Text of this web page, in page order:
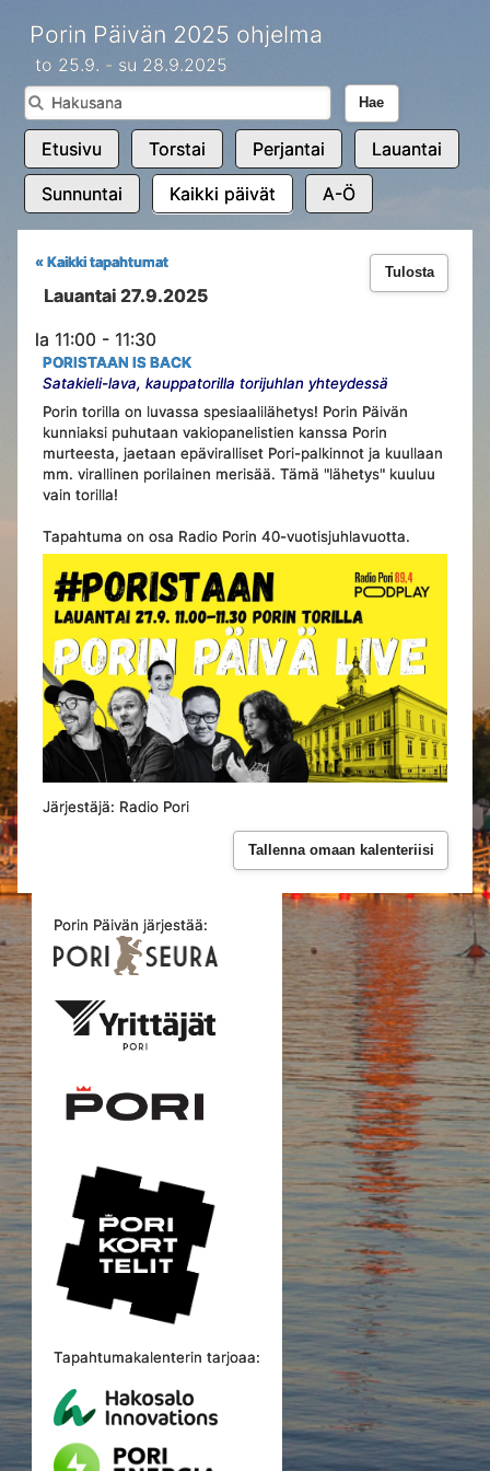
Porin Päivän 2025 ohjelma
to 25.9. - su 28.9.2025
Hae
Etusivu Torstai Perjantai Lauantai
Sunnuntai Kaikki päivät A-Ö
Tulosta
« Kaikki tapahtumat
Lauantai 27.9.2025
la 11:00 - 11:30
PORISTAAN IS BACK
Satakieli-lava, kauppatorilla torijuhlan yhteydessä
Porin torilla on luvassa spesiaalilähetys! Porin Päivän
kunniaksi puhutaan vakiopanelistien kanssa Porin
murteesta, jaetaan epäviralliset Pori-palkinnot ja kuullaan
mm. virallinen porilainen merisää. Tämä "lähetys" kuuluu
vain torilla!
Tapahtuma on osa Radio Porin 40-vuotisjuhlavuotta.
Järjestäjä: Radio Pori
Tallenna omaan kalenteriisi
Porin Päivän järjestää:
Tapahtumakalenterin tarjoaa: